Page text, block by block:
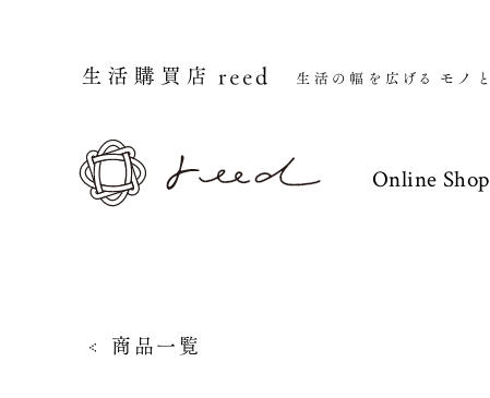
Online Shop
商品一覧